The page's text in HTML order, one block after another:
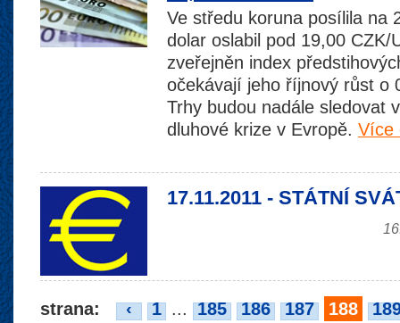
Ve středu koruna posílila na
dolar oslabil pod 19,00 CZK/
zveřejněn index
očekávají jeho říjnový růst o
Trhy budou nadále sledovat
dluhové krize v Evropě. Více
17.11.2011 - STÁTNÍ
strana: ‹ 1 ... 185 186 187 188